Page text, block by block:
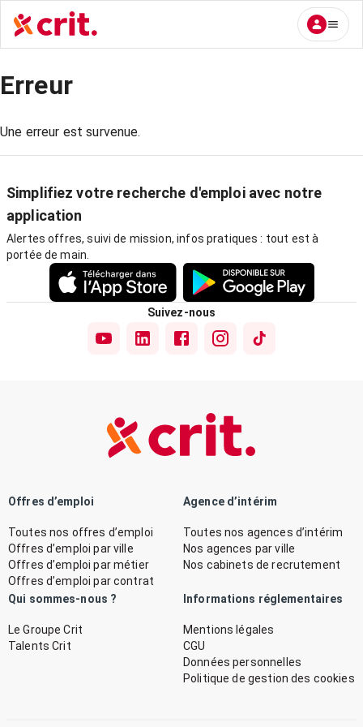
Erreur
Une erreur est survenue.
Simplifiez votre recherche d'emploi avec notre
application
Alertes offres, suivi de mission, infos pratiques : tout est à
portée de main.
Suivez-nous
Offres d’emploi
Toutes nos offres d’emploi
Offres d’emploi par ville
Offres d’emploi par métier
Offres d’emploi par contrat
Agence d’intérim
Toutes nos agences d’intérim
Nos agences par ville
Nos cabinets de recrutement
Qui sommes-nous ?
Le Groupe Crit
Talents Crit
Informations réglementaires
Mentions légales
CGU
Données personnelles
Politique de gestion des cookies